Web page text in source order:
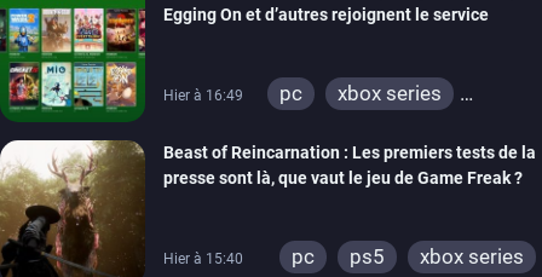
Egging On et d’autres rejoignent le service
Hier à 16:49 pc
xbox series
Beast of Reincarnation : Les premiers tests de la
presse sont là, que vaut le jeu de Game Freak ?
Hier à 15:40 pc ps5 xbox series